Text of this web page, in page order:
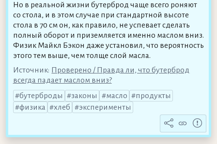
Но в реальной жизни бутерброд чаще всего роняют
со стола, и в этом случае при стандартной высоте
стола в 70 см он, как правило, не успевает сделать
полный оборот и приземляется именно маслом вниз.
Физик Майкл Бэкон даже установил, что вероятность
этого тем выше, чем толще слой масла.
Источник: Проверено / Правда ли, что бутерброд
всегда падает маслом вниз?
бутерброды
законы масло
продукты
физика
хлеб эксперименты